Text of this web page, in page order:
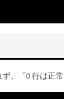
、「0 行は正